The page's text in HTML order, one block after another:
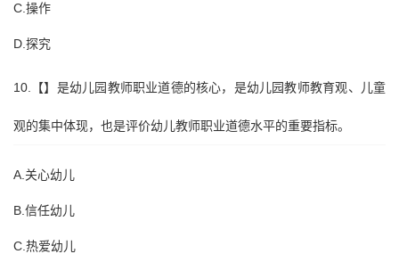
C.操作
D.探究
10.【】是幼儿园教师职业道德的核心，是幼儿园教师教育观、儿童
观的集中体现，也是评价幼儿教师职业道德水平的重要指标。
A.关心幼儿
B.信任幼儿
C.热爱幼儿